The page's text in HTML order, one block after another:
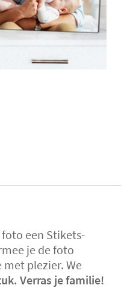
een Stikets-
je de foto
plezier. We
Verras je familie!